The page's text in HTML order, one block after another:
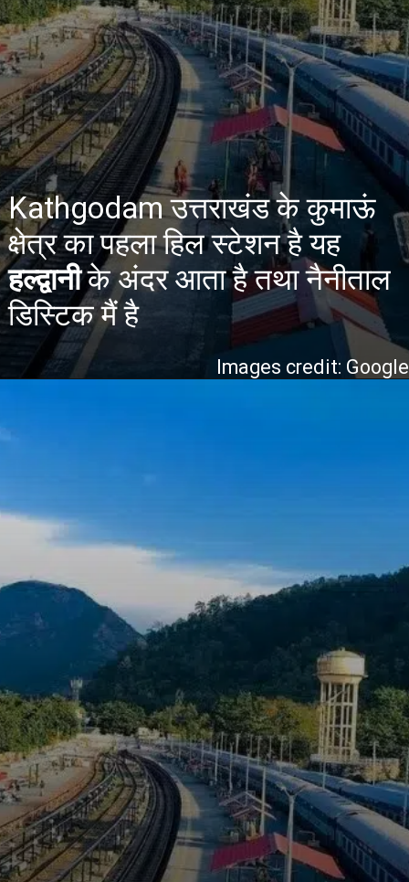
Kathgodam उत्तराखंड के कुमाऊं
क्षेत्र का पहला हिल स्टेशन है यह
हल्द्वानीके अंदर आता है तथा नैनीताल
डिस्टिक मैं है
Images credit: Google